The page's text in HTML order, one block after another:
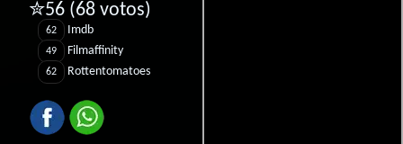
✮56 (68 votos)
62 Imdb
49 Filmaffinity
62 Rottentomatoes